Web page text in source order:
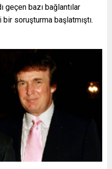
geçen bazı bağlantılar
soruşturma başlatmıştı.